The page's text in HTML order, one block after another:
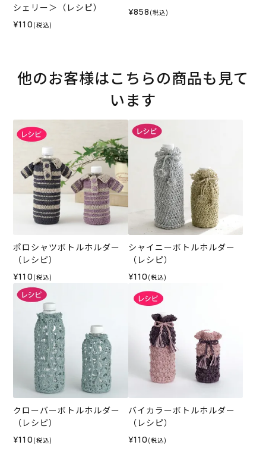
シェリー＞（レシピ）
¥110 (税込)
¥858 (税込)
他のお客様はこちらの商品も見て
います
ポロシャツボトルホルダー
（レシピ）
¥110 (税込)
シャイニーボトルホルダー
（レシピ）
¥110 (税込)
クローバーボトルホルダー
（レシピ）
¥110 (税込)
バイカラーボトルホルダー
（レシピ）
¥110 (税込)